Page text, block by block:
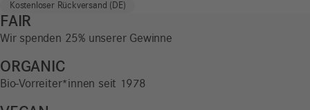
Match
Menge
Kostenloser Rückversand (DE)
FAIR
Wir spenden 25% unserer Gewinne
ORGANIC
Bio-Vorreiter*innen seit 1978